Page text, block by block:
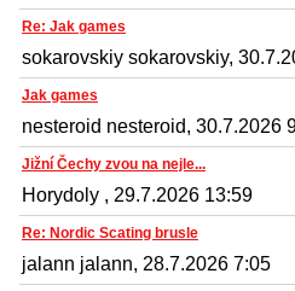
Re: Jak games
sokarovskiy sokarovskiy,
Jak games
nesteroid nesteroid, 30.7.2026
Jižní Čechy zvou na nejle...
Horydoly , 29.7.2026 13:59
Re: Nordic Scating brusle
jalann jalann, 28.7.2026 7:05